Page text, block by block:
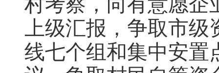
上级汇报，争取市级
线七个组和集中安置